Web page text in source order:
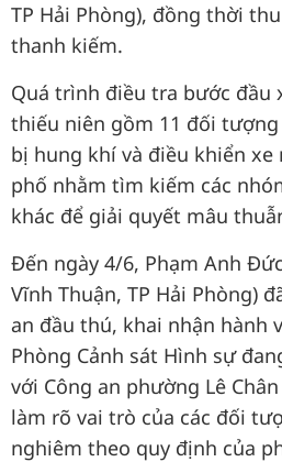
TP Hải Phòng), đồng thời
thanh kiếm.
Quá trình điều tra bước đầu
thiếu niên gồm 11 đối
bị hung khí và điều khiển
phố nhằm tìm kiếm các
khác để giải quyết mâu
Đến ngày 4/6, Phạm Anh
Vĩnh Thuận, TP Hải Phòng)
an đầu thú, khai nhận hành
Phòng Cảnh sát Hình sự
với Công an phường Lê
làm rõ vai trò của các đối
nghiêm theo quy định của